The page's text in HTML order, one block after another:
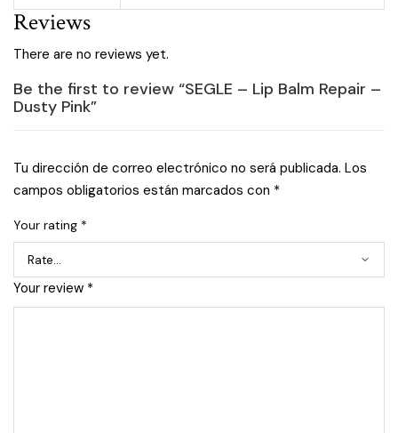
Reviews
There are no reviews yet.
Be the first to review “SEGLE – Lip Balm Repair –
Dusty Pink”
Tu dirección de correo electrónico no será publicada. Los
campos obligatorios están marcados con *
Your rating *
Your review *